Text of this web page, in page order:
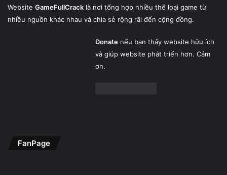
Website GameFullCrack là nơi tổng hợp nhiều thể loại game từ
nhiều nguồn khác nhau và chia sẻ rộng rãi đến cộng đồng.
Donatenếu bạn thấy website hữu ích
và giúp website phát triển hơn. Cảm
ơn.
FanPage